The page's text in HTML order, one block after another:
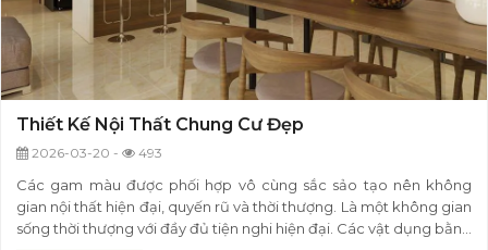
Thiết Kế Nội Thất Chung Cư Đẹp
2026-03-20 - 493
Các gam màu được phối hợp vô cùng sắc sảo tạo nên không
gian nội thất hiện đại, quyến rũ và thời thượng. Là một không gian
sống thời thượng với đầy đủ tiện nghi hiện đại. Các vật dụng bằng